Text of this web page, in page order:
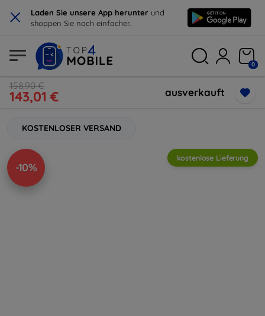
× Laden Sie unsere App herunter und
shoppen Sie noch einfacher.
0
158,90 €
143,01 € ausverkauft
KOSTENLOSER VERSAND
-10%
kostenlose Lieferung